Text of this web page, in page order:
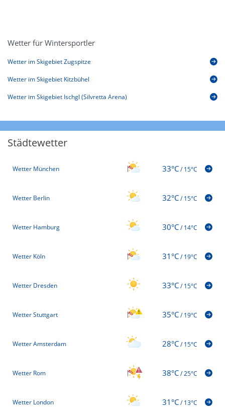
Wetter für Wintersportler
Wetter im Skigebiet Zugspitze
Wetter im Skigebiet Kitzbühel
Wetter im Skigebiet Ischgl (Silvretta Arena)
Städtewetter
Wetter München 33°C/15°C
Wetter Berlin 32°C/15°C
Wetter Hamburg 30°C/14°C
Wetter Köln 31°C/19°C
Wetter Dresden 33°C/15°C
Wetter Stuttgart 35°C/19°C
Wetter Amsterdam 28°C/15°C
Wetter Rom 38°C/25°C
Wetter London 31°C/13°C